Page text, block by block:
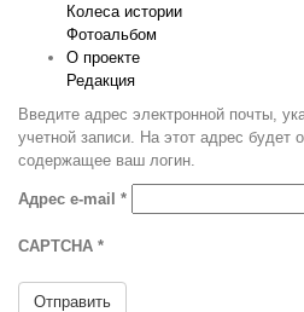
Колеса истории
Фотоальбом
О проекте
Редакция
Введите адрес электронной почты,
учетной записи. На этот адрес будет
содержащее ваш логин.
Адрес e-mail *
CAPTCHA *
Отправить